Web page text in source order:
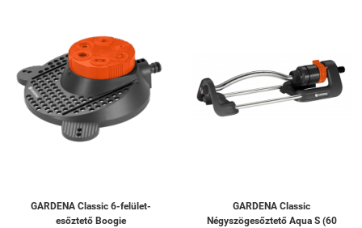
GARDENA Classic 6-felület-
esőztető Boogie
GARDENA Classic
Négyszögesőztető Aqua S (60